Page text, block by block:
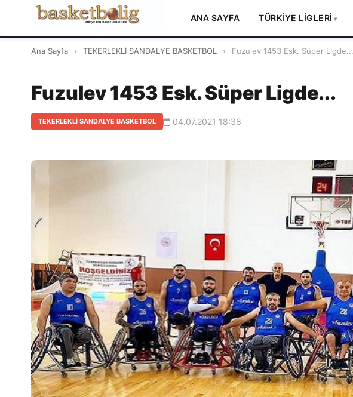
ANA SAYFA TÜRKİYE LİGLERİ
Ana Sayfa › TEKERLEKLİ SANDALYE BASKETBOL › Fuzulev 1453 Esk. Süper Ligde...
Fuzulev 1453 Esk. Süper Ligde...
TEKERLEKLİ SANDALYE BASKETBOL 04.07.2021 18:38